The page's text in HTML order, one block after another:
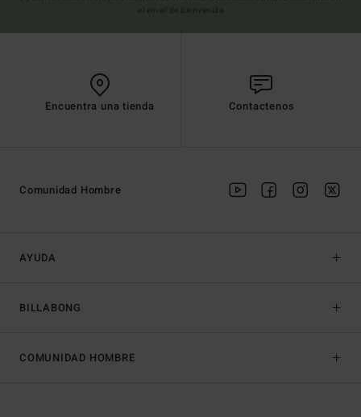
Encuentra una tienda Contactenos
AYUDA
BILLABONG
Comunidad Hombre
COMUNIDAD HOMBRE